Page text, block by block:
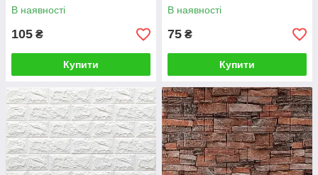
В наявності
105 ₴
Купити
В наявності
75 ₴
Купити